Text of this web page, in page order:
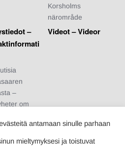
Korsholms
närområde
–
–
om
säännöt
Videot – Videor
antamaan sinulle parhaan
mieltymyksesi ja toistuvat